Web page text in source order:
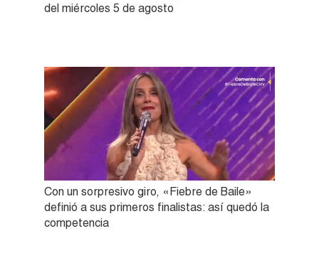
del miércoles 5 de agosto
Con un sorpresivo giro, «Fiebre de Baile»
definió a sus primeros finalistas: así quedó la
competencia